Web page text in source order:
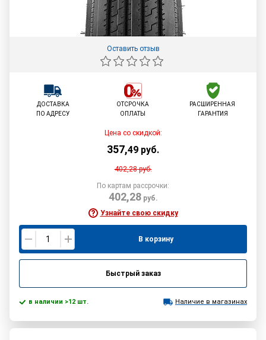
Оставить отзыв
ДОСТАВКА
ПО АДРЕСУ
ОТСРОЧКА
ОПЛАТЫ
РАСШИРЕННАЯ
ГАРАНТИЯ
Цена со скидкой:
357,49 руб.
402,28руб.
По картам рассрочки:
402,28руб.
Узнайте свою скидку
В корзину
Быстрый заказ
в наличии >12 шт. Наличие в магазинах